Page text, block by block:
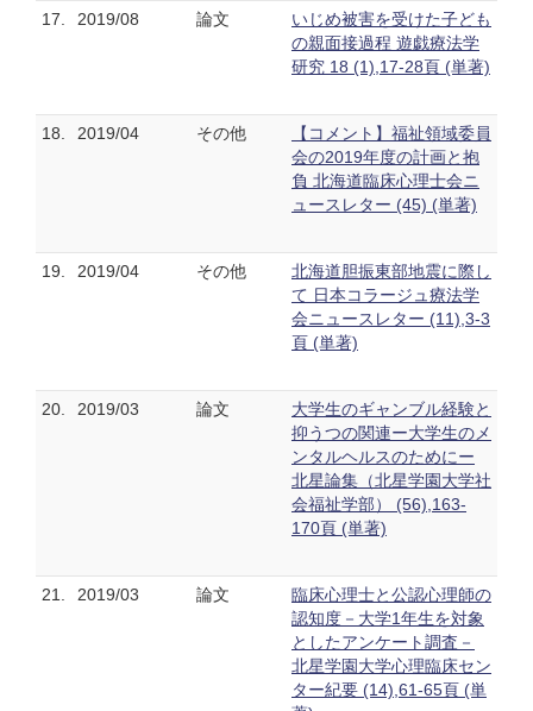
17. 2019/08 論文
いじめ被害を受けた子ども
の親面接過程 遊戯療法学
研究 18 (1),17-28頁 (単著)
18. 2019/04 その他
【コメント】福祉領域委員
会の2019年度の計画と抱
負 北海道臨床心理士会ニ
ュースレター (45) (単著)
19. 2019/04 その他
北海道胆振東部地震に際し
て 日本コラージュ療法学
会ニュースレター (11),3-3
頁 (単著)
20. 2019/03 論文
大学生のギャンブル経験と
抑うつの関連ー大学生のメ
ンタルヘルスのためにー
北星論集（北星学園大学社
会福祉学部） (56),163-
170頁 (単著)
21. 2019/03 論文
臨床心理士と公認心理師の
認知度－大学1年生を対象
としたアンケート調査－
北星学園大学心理臨床セン
ター紀要 (14),61-65頁 (単